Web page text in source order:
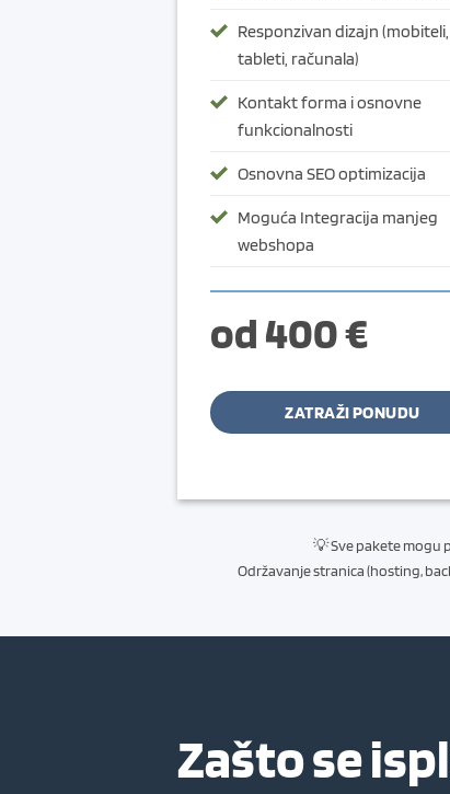
Responzivan dizajn (mobiteli,
tableti, računala)
Kontakt forma i osnovne
funkcionalnosti
Osnovna SEO optimizacija
Moguća Integracija manjeg
webshopa
od 400 €
ZATRAŽI PONUDU
💡 Sve pakete mogu
Održavanje stranica (hosting,
Zašto se